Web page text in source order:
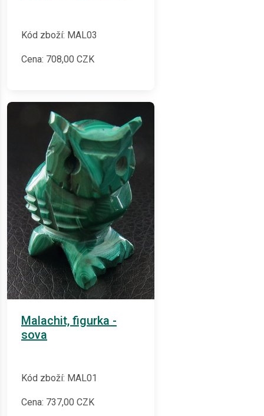
Kód zboží: MAL03
Cena: 708,00 CZK
Malachit, figurka -
sova
Kód zboží: MAL01
Cena: 737,00 CZK